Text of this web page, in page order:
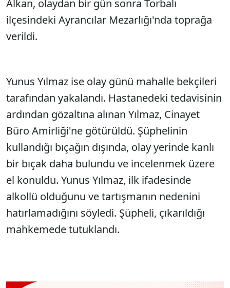
Alkan, olaydan bir gün sonra Torbalı
ilçesindeki Ayrancılar Mezarlığı'nda toprağa
verildi.
Yunus Yılmaz ise olay günü mahalle bekçileri
tarafından yakalandı. Hastanedeki tedavisinin
ardından gözaltına alınan Yılmaz, Cinayet
Büro Amirliği'ne götürüldü. Şüphelinin
kullandığı bıçağın dışında, olay yerinde kanlı
bir bıçak daha bulundu ve incelenmek üzere
el konuldu. Yunus Yılmaz, ilk ifadesinde
alkollü olduğunu ve tartışmanın nedenini
hatırlamadığını söyledi. Şüpheli, çıkarıldığı
mahkemede tutuklandı.